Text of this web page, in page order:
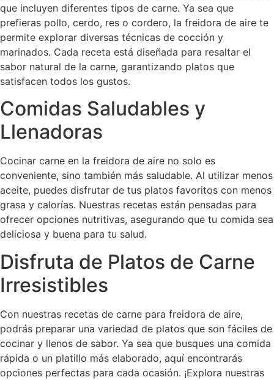
que incluyen diferentes tipos de carne. Ya sea que
prefieras pollo, cerdo, res o cordero, la freidora de aire te
permite explorar diversas técnicas de cocción y
marinados. Cada receta está diseñada para resaltar el
sabor natural de la carne, garantizando platos que
satisfacen todos los gustos.
Comidas Saludables y
Llenadoras
Cocinar carne en la freidora de aire no solo es
conveniente, sino también más saludable. Al utilizar menos
aceite, puedes disfrutar de tus platos favoritos con menos
grasa y calorías. Nuestras recetas están pensadas para
ofrecer opciones nutritivas, asegurando que tu comida sea
deliciosa y buena para tu salud.
Disfruta de Platos de Carne
Irresistibles
Con nuestras recetas de carne para freidora de aire,
podrás preparar una variedad de platos que son fáciles de
cocinar y llenos de sabor. Ya sea que busques una comida
rápida o un platillo más elaborado, aquí encontrarás
opciones perfectas para cada ocasión. ¡Explora nuestras